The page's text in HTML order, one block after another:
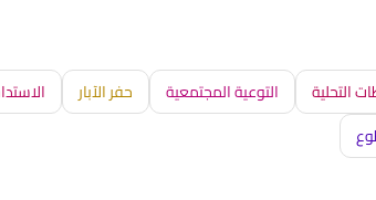
التحلية التوعية المجتمعية حفر الآبار